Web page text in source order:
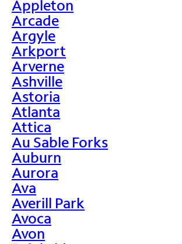
Appleton
Arcade
Argyle
Arkport
Arverne
Ashville
Astoria
Atlanta
Attica
Au Sable Forks
Auburn
Aurora
Ava
Averill Park
Avoca
Avon